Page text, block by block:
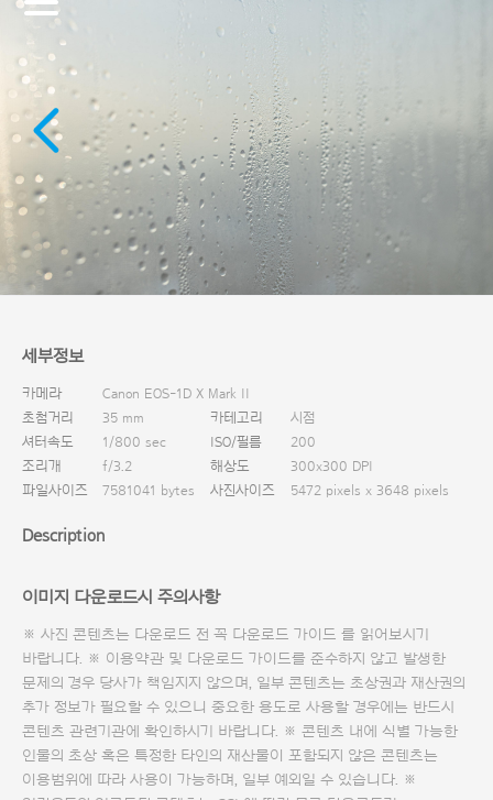
세부정보
카메라
Canon EOS-1D X Mark II
초첨거리
35 mm 카테고리
시점
셔터속도
1/800 sec ISO/필름
200
조리개
f/3.2 해상도
300x300 DPI
파일사이즈
7581041 bytes 사진사이즈 5472 pixels x 3648 pixels
Description
이미지 다운로드시 주의사항
※ 사진 콘텐츠는 다운로드 전 꼭 다운로드 가이드 를 읽어보시기
바랍니다. ※ 이용약관 및 다운로드 가이드를 준수하지 않고 발생한
문제의 경우 당사가 책임지지 않으며, 일부 콘텐츠는 초상권과 재산권의
추가 정보가 필요할 수 있으니 중요한 용도로 사용할 경우에는 반드시
콘텐츠 관련기관에 확인하시기 바랍니다. ※ 콘텐츠 내에 식별 가능한
인물의 초상 혹은 특정한 타인의 재산물이 포함되지 않은 콘텐츠는
이용범위에 따라 사용이 가능하며, 일부 예외일 수 있습니다. ※